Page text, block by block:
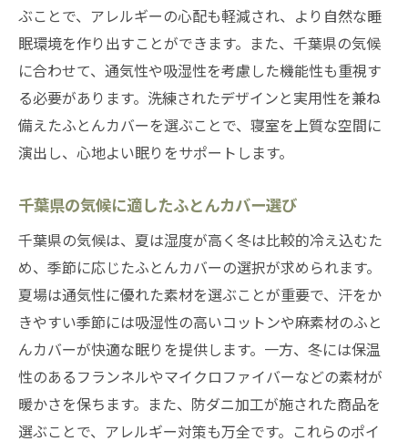
ぶことで、アレルギーの心配も軽減され、より自然な睡
眠環境を作り出すことができます。また、千葉県の気候
に合わせて、通気性や吸湿性を考慮した機能性も重視す
る必要があります。洗練されたデザインと実用性を兼ね
備えたふとんカバーを選ぶことで、寝室を上質な空間に
演出し、心地よい眠りをサポートします。
千葉県の気候に適したふとんカバー選び
千葉県の気候は、夏は湿度が高く冬は比較的冷え込むた
め、季節に応じたふとんカバーの選択が求められます。
夏場は通気性に優れた素材を選ぶことが重要で、汗をか
きやすい季節には吸湿性の高いコットンや麻素材のふと
んカバーが快適な眠りを提供します。一方、冬には保温
性のあるフランネルやマイクロファイバーなどの素材が
暖かさを保ちます。また、防ダニ加工が施された商品を
選ぶことで、アレルギー対策も万全です。これらのポイ